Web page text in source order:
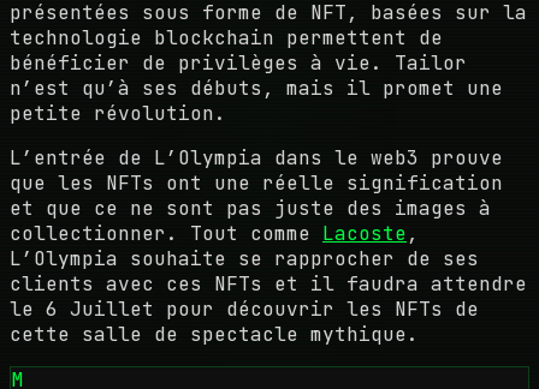
présentées sous forme de NFT, basées sur la
technologie blockchain permettent de
bénéficier de privilèges à vie. Tailor
n’est qu’à ses débuts, mais il promet une
petite révolution.
L’entrée de L’Olympia dans le web3 prouve
que les NFTs ont une réelle signification
et que ce ne sont pas juste des images à
collectionner. Tout comme Lacoste,
L’Olympia souhaite se rapprocher de ses
clients avec ces NFTs et il faudra attendre
le 6 Juillet pour découvrir les NFTs de
cette salle de spectacle mythique.
M